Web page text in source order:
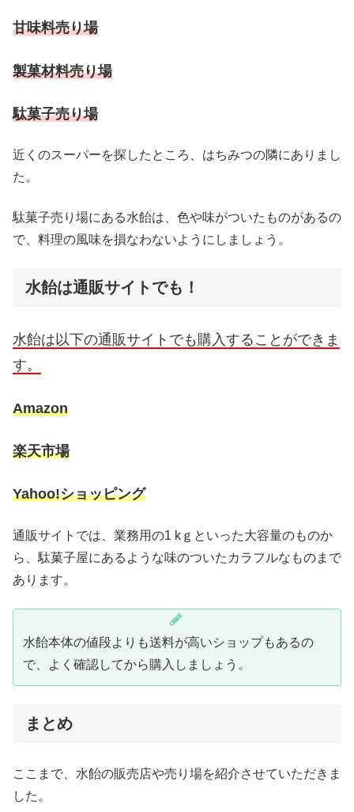
甘味料売り場
製菓材料売り場
駄菓子売り場
近くのスーパーを探したところ、はちみつの隣にありまし
た。
駄菓子売り場にある水飴は、色や味がついたものがあるの
で、料理の風味を損なわないようにしましょう。
水飴は通販サイトでも！
水飴は以下の通販サイトでも購入することができま
す。
Amazon
楽天市場
Yahoo!ショッピング
通販サイトでは、業務用の1 kｇといった大容量のものか
ら、駄菓子屋にあるような味のついたカラフルなものまで
あります。
水飴本体の値段よりも送料が高いショップもあるの
で、よく確認してから購入しましょう。
まとめ
ここまで、水飴の販売店や売り場を紹介させていただきま
した。